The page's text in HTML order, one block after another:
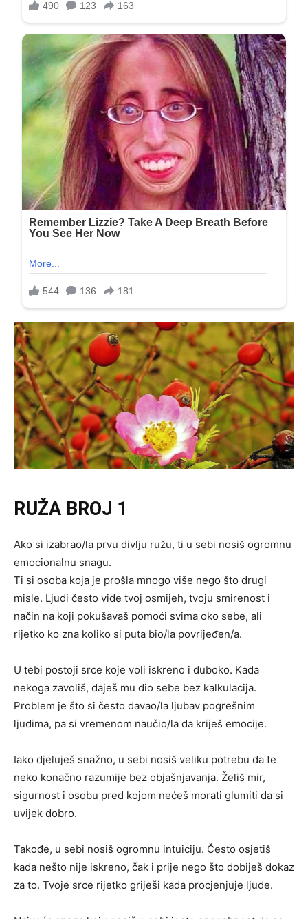
RUŽA BROJ 1
Ako si izabrao/la prvu divlju ružu, ti u sebi nosiš ogromnu
emocionalnu snagu.
Ti si osoba koja je prošla mnogo više nego što drugi
misle. Ljudi često vide tvoj osmijeh, tvoju smirenost i
način na koji pokušavaš pomoći svima oko sebe, ali
rijetko ko zna koliko si puta bio/la povrijeđen/a.
U tebi postoji srce koje voli iskreno i duboko. Kada
nekoga zavoliš, daješ mu dio sebe bez kalkulacija.
Problem je što si često davao/la ljubav pogrešnim
ljudima, pa si vremenom naučio/la da kriješ emocije.
Iako djeluješ snažno, u sebi nosiš veliku potrebu da te
neko konačno razumije bez objašnjavanja. Želiš mir,
sigurnost i osobu pred kojom nećeš morati glumiti da si
uvijek dobro.
Takođe, u sebi nosiš ogromnu intuiciju. Često osjetiš
kada nešto nije iskreno, čak i prije nego što dobiješ dokaz
za to. Tvoje srce rijetko griješi kada procjenjuje ljude.